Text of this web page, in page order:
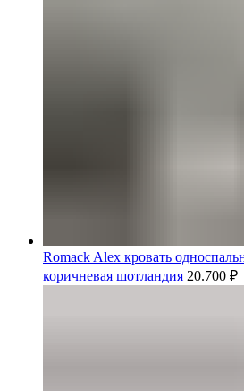
Romack Alex кровать
коричневая шотландия 20.700 ₽